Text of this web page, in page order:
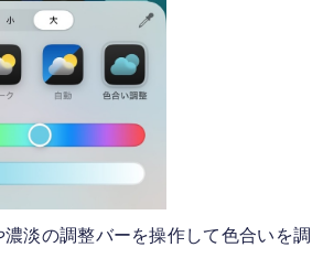
濃淡の調整バーを操作して色合いを調